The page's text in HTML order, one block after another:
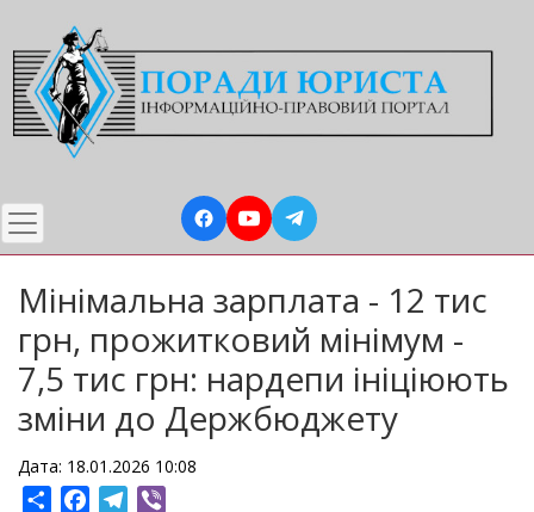
до
основного
вмісту
Мінімальна зарплата - 12 тис
грн, прожитковий мінімум -
7,5 тис грн: нардепи ініціюють
зміни до Держбюджету
Дата: 18.01.2026 10:08
ShareFacebookTelegram